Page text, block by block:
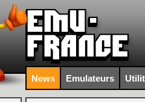
News Emulateurs